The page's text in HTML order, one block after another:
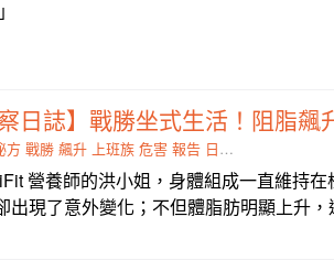
日誌】戰勝坐式生活！阻脂飆
方 戰勝 飆升 上班族 危害 報告 日誌
營養師的洪小姐，身體組成一直維持在
出現了意外變化；不但體脂肪明顯上升